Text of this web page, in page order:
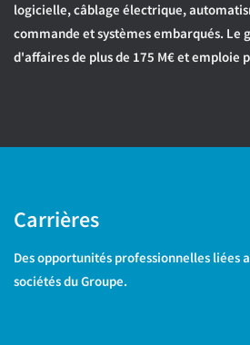
logicielle, câblage électrique,
commande et systèmes embarqués. Le
d'affaires de plus de 175 M€ et emploie
Carrières
Des opportunités professionnelles liées
sociétés du Groupe.